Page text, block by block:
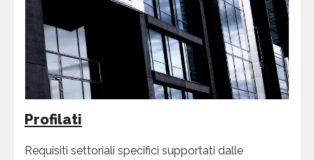
Profilati
Requisiti settoriali specifici supportati dalle